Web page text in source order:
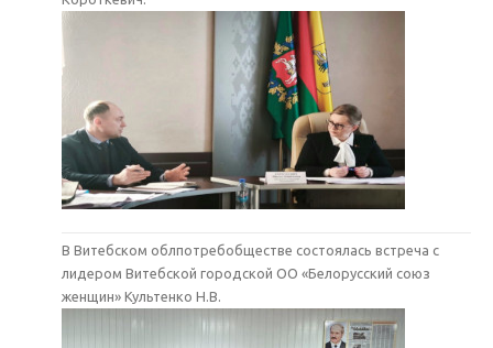
В Витебском облпотребобществе состоялась встреча с
лидером Витебской городской ОО «Белорусский союз
женщин» Культенко Н.В.